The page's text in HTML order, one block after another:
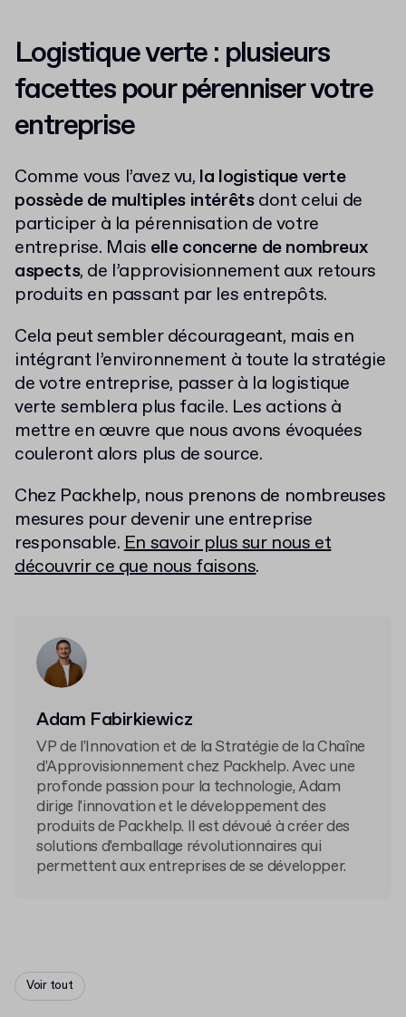
Logistique verte : plusieurs
facettes pour pérenniser votre
entreprise
Comme vous l’avez vu, la logistique verte
possède de multiples intérêtsdont celui de
participer à la pérennisation de votre
entreprise. Mais elle concerne de nombreux
aspects, de l’approvisionnement aux retours
produits en passant par les entrepôts.
Cela peut sembler décourageant, mais en
intégrant l’environnement à toute la stratégie
de votre entreprise, passer à la logistique
verte semblera plus facile. Les actions à
mettre en œuvre que nous avons évoquées
couleront alors plus de source.
Chez Packhelp, nous prenons de nombreuses
mesures pour devenir une entreprise
responsable.En savoir plus sur nous et
découvrir ce que nous faisons.
Adam Fabirkiewicz
VP de l'Innovation et de la Stratégie de la Chaîne
d'Approvisionnement chez Packhelp. Avec une
profonde passion pour la technologie, Adam
dirige l'innovation et le développement des
produits de Packhelp. Il est dévoué à créer des
solutions d'emballage révolutionnaires qui
permettent aux entreprises de se développer.
Voir tout